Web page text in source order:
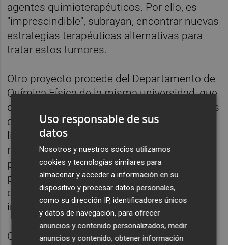
agentes quimioterapéuticos. Por ello, es
"imprescindible", subrayan, encontrar nuevas
estrategias terapéuticas alternativas para
tratar estos tumores.
Otro proyecto procede del Departamento de
Química Física de la misma universidad, que
da a conocer sus 'Estudios computacionales
de receptores de linfocitos T'. Y es que los
linfocitos T tienen en la superficie unos
receptores (TCR) que reaccionan ante la
presencia de antígenos, tales como
proteínas de virus o de células cancerosas,
desencadenando una respuesta
inmunológica para eliminar estos agentes.
Cuando, en el caso de las células
Uso responsable de sus
datos
Nosotros y nuestros socios utilizamos
cookies y tecnologías similares para
almacenar y acceder a información en su
dispositivo y procesar datos personales,
como su dirección IP, identificadores únicos
y datos de navegación, para ofrecer
anuncios y contenido personalizados, medir
anuncios y contenido, obtener información